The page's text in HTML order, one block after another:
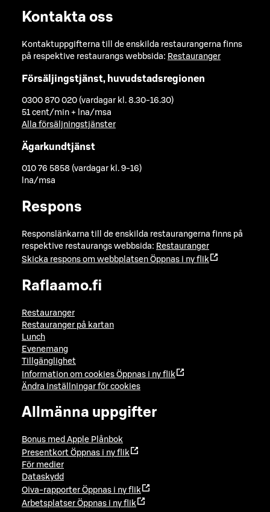
Kontakta oss
Kontaktuppgifterna till de enskilda restaurangerna finns
på respektive restaurangs webbsida: Restauranger
Försäljingstjänst, huvudstadsregionen
0300 870 020 (vardagar kl. 8.30-16.30)
51 cent/min + lna/msa
Alla försäljningstjänster
Ägarkundtjänst
010 76 5858 (vardagar kl. 9-16)
lna/msa
Respons
Responslänkarna till de enskilda restaurangerna finns på
respektive restaurangs webbsida: Restauranger
Skicka respons om webbplatsen Öppnas i ny flik
Raflaamo.fi
Restauranger
Restauranger på kartan
Lunch
Evenemang
Tillgänglighet
Information om cookies Öppnas i ny flik
Ändra inställningar för cookies
Allmänna uppgifter
Bonus med Apple Plånbok
Presentkort Öppnas i ny flik
För medier
Dataskydd
Oiva-rapporter Öppnas i ny flik
Arbetsplatser Öppnas i ny flik